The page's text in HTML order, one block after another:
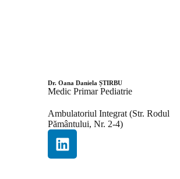
Dr. Oana Daniela ȘTIRBU
Medic Primar Pediatrie
Ambulatoriul Integrat (Str. Rodul
Pământului, Nr. 2-4)